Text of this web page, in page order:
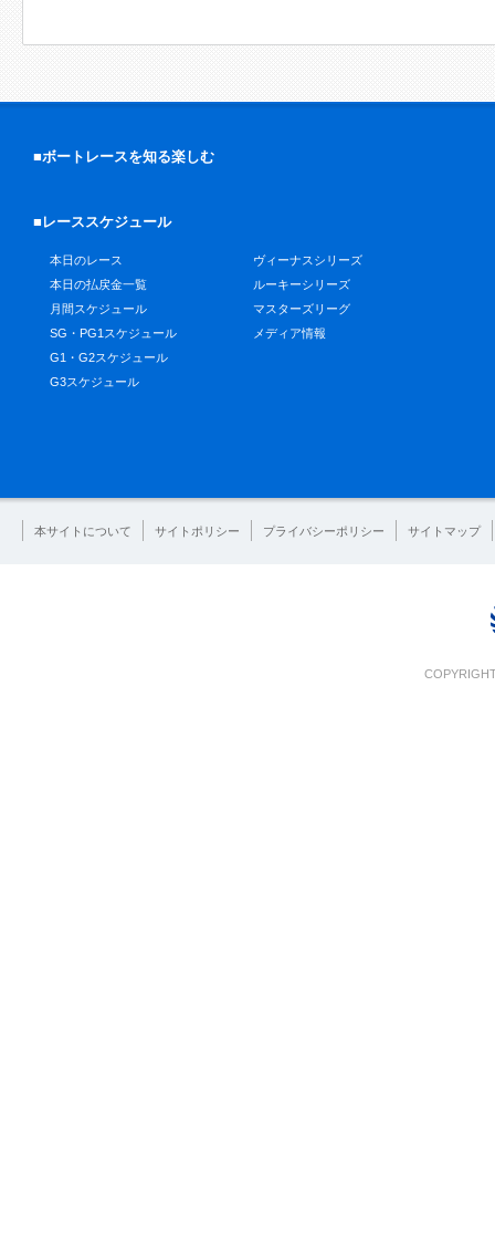
■ボートレースを知る楽しむ
■レーススケジュール
本日のレース
本日の払戻金一覧
月間スケジュール
SG・PG1スケジュール
G1・G2スケジュール
G3スケジュール
ヴィーナスシリーズ
ルーキーシリーズ
マスターズリーグ
メディア情報
本サイトについて サイトポリシー プライバシーポリシー サイトマップ